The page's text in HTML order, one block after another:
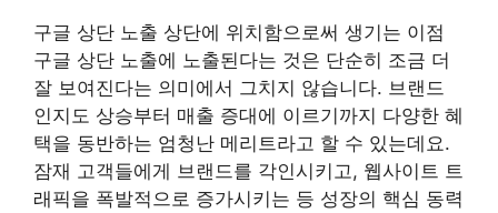
구글 상단 노출 상단에 위치함으로써 생기는 이점
구글 상단 노출에 노출된다는 것은 단순히 조금 더
잘 보여진다는 의미에서 그치지 않습니다. 브랜드
인지도 상승부터 매출 증대에 이르기까지 다양한 혜
택을 동반하는 엄청난 메리트라고 할 수 있는데요.
잠재 고객들에게 브랜드를 각인시키고, 웹사이트 트
래픽을 폭발적으로 증가시키는 등 성장의 핵심 동력